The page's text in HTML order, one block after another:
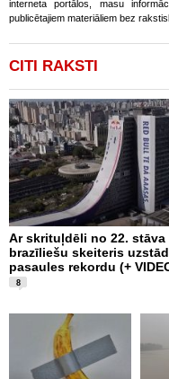
interneta portālos, masu
publicētajiem materiāliem bez
CITI RAKSTI
Ar skrituļdēli no 22. stāva
brazīliešu skeiteris
pasaules rekordu (+
8